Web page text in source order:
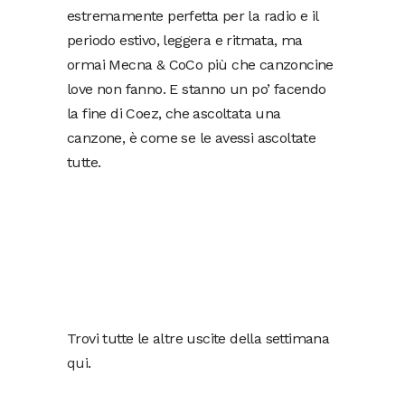
estremamente perfetta per la radio e il
periodo estivo, leggera e ritmata, ma
ormai Mecna & CoCo più che canzoncine
love non fanno. E stanno un po’ facendo
la fine di Coez, che ascoltata una
canzone, è come se le avessi ascoltate
tutte.
Trovi tutte le altre uscite della settimana
qui.